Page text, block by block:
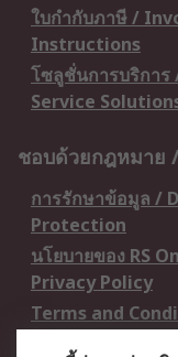
ใบกำกับภาษี /
Instructions
โซลูชั่นการบริการ
Service
ชอบด้วยกฎหมาย
การรักษาข้อมูล /
Protection
นโยบายของ RS
Privacy Policy
Terms and